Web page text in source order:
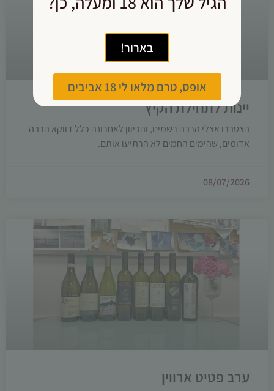
יינות לתחילת הקיץ
הצטברו אצלי הרבה רשמים, והכיוון לאחרונה כלל דווקא הרבה
אדומים, שהימים החמים לא הרתיעו אותם.
08/07/2026
ערב פטיט ארווין
בארור!
אופס, טרם מלאו לי 18 אביבים